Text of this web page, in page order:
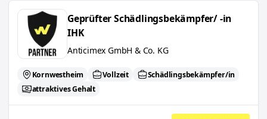
Geprüfter Schädlingsbekämpfer/ -in IHK
Geprüfter Schädlingsbekämpfer/ -in
IHK
Anticimex GmbH & Co. KG
Kornwestheim Vollzeit
Schädlingsbekämpfer/in
attraktives Gehalt